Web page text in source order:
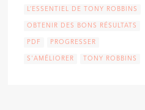
L’ESSENTIEL DE TONY ROBBINS
OBTENIR DES BONS RÉSULTATS
PDF PROGRESSER
S'AMÉLIORER TONY ROBBINS